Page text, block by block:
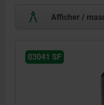
Afficher /
03041 SF